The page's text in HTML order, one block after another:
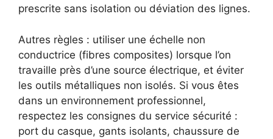
prescrite sans isolation ou déviation des lignes.
Autres règles : utiliser une échelle non
conductrice (fibres composites) lorsque l’on
travaille près d’une source électrique, et éviter
les outils métalliques non isolés. Si vous êtes
dans un environnement professionnel,
respectez les consignes du service sécurité :
port du casque, gants isolants, chaussure de